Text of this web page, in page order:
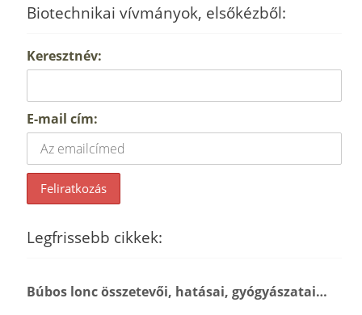
Biotechnikai vívmányok, elsőkézből:
Keresztnév:
E-mail cím:
Legfrissebb cikkek:
Búbos lonc összetevői, hatásai, gyógyászatai…